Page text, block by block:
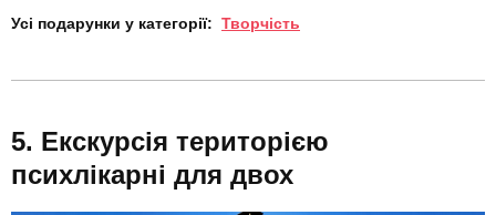
Усі подарунки у категорії: Творчість
Екскурсія територією
психлікарні для двох